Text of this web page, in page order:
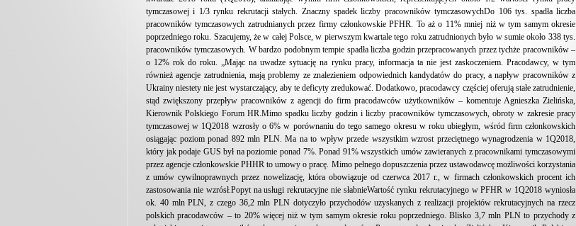
tymczasowej i 1/3 rynku rekrutacji stałych. Znaczny spadek liczby pracowników tymczasowychDo 106 tys. spadła liczba
pracowników tymczasowych zatrudnianych przez firmy członkowskie PFHR. To aż o 11% mniej niż w tym samym okresie
poprzedniego roku. Szacujemy, że w całej Polsce, w pierwszym kwartale tego roku zatrudnionych było w sumie około 338 tys.
pracowników tymczasowych. W bardzo podobnym tempie spadła liczba godzin przepracowanych przez tychże pracowników –
o 12% rok do roku. „Mając na uwadze sytuację na rynku pracy, informacja ta nie jest zaskoczeniem. Pracodawcy, w tym
również agencje zatrudnienia, mają problemy ze znalezieniem odpowiednich kandydatów do pracy, a napływ pracowników z
Ukrainy niestety nie jest wystarczający, aby te deficyty zredukować. Dodatkowo, pracodawcy częściej oferują stałe zatrudnienie,
stąd zwiększony przepływ pracowników z agencji do firm pracodawców użytkowników – komentuje Agnieszka Zielińska,
Kierownik Polskiego Forum HR.Mimo spadku liczby godzin i liczby pracowników tymczasowych, obroty w zakresie pracy
tymczasowej w 1Q2018 wzrosły o 6% w porównaniu do tego samego okresu w roku ubiegłym, wśród firm członkowskich
osiągając poziom ponad 892 mln PLN. Ma na to wpływ przede wszystkim wzrost przeciętnego wynagrodzenia w 1Q2018,
który jak podaje GUS był na poziomie ponad 7%. Ponad 91% wszystkich umów zawieranych z pracownikami tymczasowymi
przez agencje członkowskie PHHR to umowy o pracę. Mimo pełnego dopuszczenia przez ustawodawcę możliwości korzystania
z umów cywilnoprawnych przez nowelizację, która obowiązuje od czerwca 2017 r., w firmach członkowskich procent ich
zastosowania nie wzrósł.Popyt na usługi rekrutacyjne nie słabnieWartość rynku rekrutacyjnego w PFHR w 1Q2018 wyniosła
ok. 40 mln PLN, z czego 36,2 mln PLN dotyczyło przychodów uzyskanych z realizacji projektów rekrutacyjnych na rzecz
polskich pracodawców – to 20% więcej niż w tym samym okresie roku poprzedniego. Blisko 3,7 mln PLN to przychody z